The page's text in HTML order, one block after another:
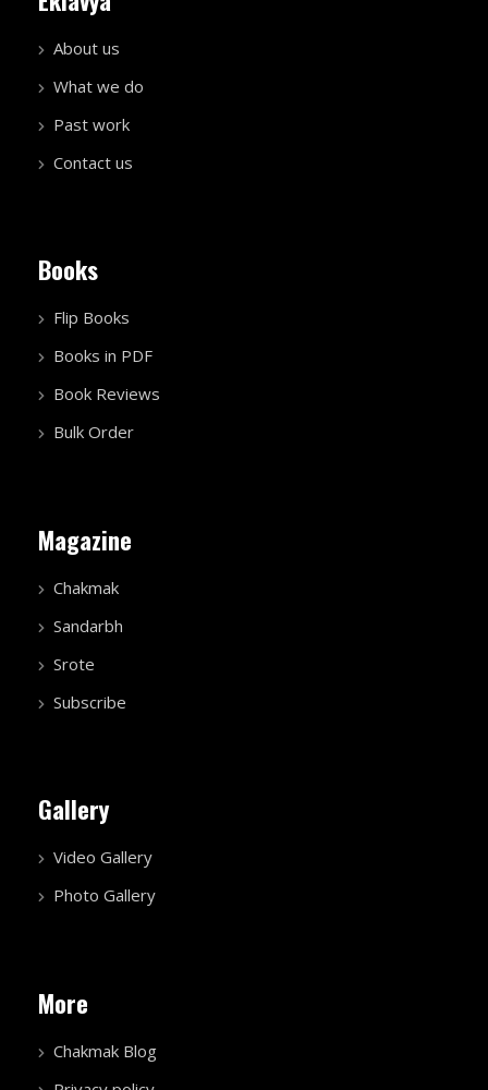
About us
What we do
Past work
Contact us
Books
Flip Books
Books in PDF
Book Reviews
Bulk Order
Magazine
Chakmak
Sandarbh
Srote
Subscribe
Gallery
Video Gallery
Photo Gallery
More
Chakmak Blog